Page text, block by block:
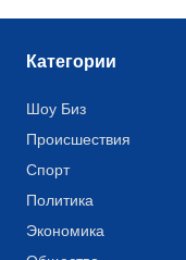
Категории
Шоу Биз
Происшествия
Спорт
Политика
Экономика